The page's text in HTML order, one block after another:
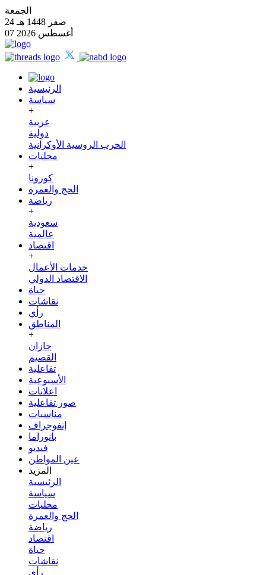
الجمعة
24 صفر 1448 هـ
07 أغسطس 2026
الرئيسية
سياسة
+
عربية
دولية
الحرب الروسية الأوكرانية
محليات
+
كورونا
الحج والعمرة
رياضة
+
سعودية
عالمية
اقتصاد
+
خدمات الأعمال
الاقتصاد الدولي
حياة
نقاشات
رأي
المناطق
+
جازان
القصيم
تفاعلية
الأسبوعية
اعلانات
صور تفاعلية
مناسبات
إنفوجراف
بانوراما
فيديو
عين المواطن
المزيد
الرئيسية
سياسة
محليات
الحج والعمرة
رياضة
اقتصاد
حياة
نقاشات
رأي